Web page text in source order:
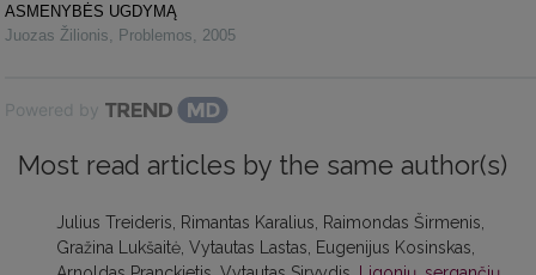
ASMENYBĖS UGDYMĄ
Juozas Žilionis, Problemos, 2005
Powered by
Most read articles by the same author(s)
Julius Treideris, Rimantas Karalius, Raimondas Širmenis,
Gražina Lukšaitė, Vytautas Lastas, Eugenijus Kosinskas,